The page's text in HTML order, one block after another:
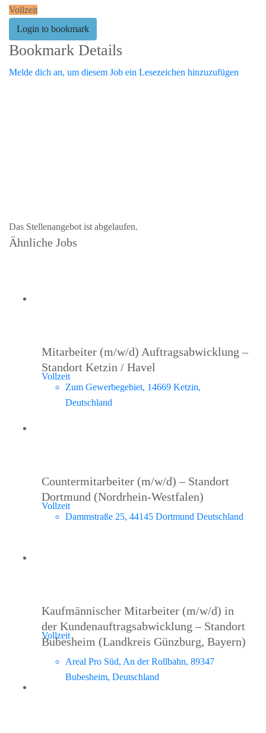
Vollzeit
Login to bookmark
Bookmark Details
Melde dich an, um diesem Job ein Lesezeichen hinzuzufügen
Das Stellenangebot ist abgelaufen.
Ähnliche Jobs
Mitarbeiter (m/w/d) Auftragsabwicklung –
Standort Ketzin / Havel
Zum Gewerbegebiet, 14669 Ketzin,
Deutschland
Vollzeit
Countermitarbeiter (m/w/d) – Standort
Dortmund (Nordrhein-Westfalen)
Dammstraße 25, 44145 Dortmund Deutschland
Vollzeit
Kaufmännischer Mitarbeiter (m/w/d) in
der Kundenauftragsabwicklung – Standort
Bubesheim (Landkreis Günzburg, Bayern)
Areal Pro Süd, An der Rollbahn, 89347
Bubesheim, Deutschland
Vollzeit